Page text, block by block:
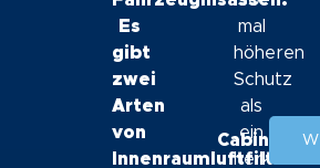
Es
gibt
zwei
Arten
von
Innenraumluftfiltern:
mal
höheren
Schutz
als
ein